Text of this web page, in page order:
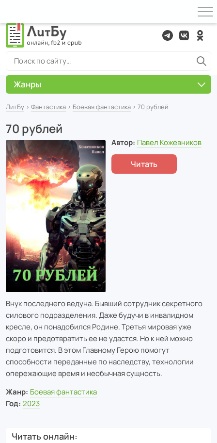
ЛитБу › Фантастика › Боевая фантастика › 70 рублей
70 рублей
Автор: Павел Кожевников
Читать
Внук последнего ведуна. Бывший сотрудник секретного
силового подразделения. Даже будучи в инвалидном
кресле, он понадобился Родине. Третья мировая уже
скоро и предотвратить ее не удастся. Но к ней можно
подготовится. В этом Главному Герою помогут
способности переданные по наследству, технологии
опережающие время и необычная сущность.
Жанр: Боевая фантастика
Год: 2023
Читать онлайн
Жанры